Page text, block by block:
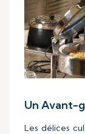
Un Avant-
Les délices